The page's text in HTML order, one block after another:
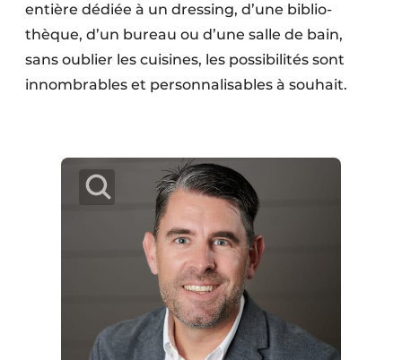
Travaux ferroviaires
entière dédiée à un dressing, d’une biblio­
thèque, d’un bureau ou d’une salle de bain,
sans oublier les cuisines, les possibilités sont
innombrables et personna­lisables à souhait.